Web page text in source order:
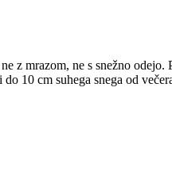
z mrazom, ne s snežno
10 cm suhega snega od